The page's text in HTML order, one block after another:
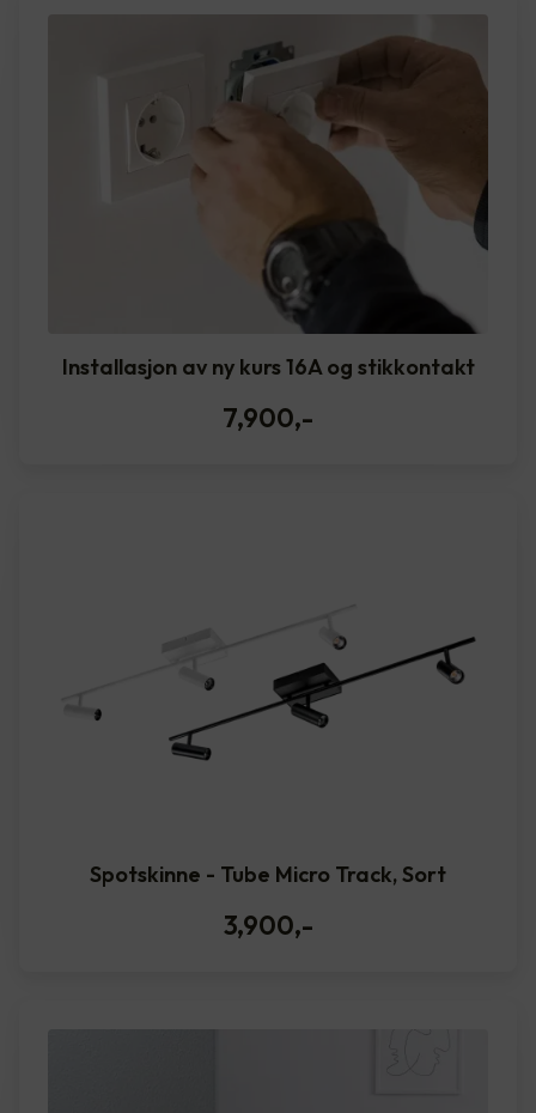
Installasjon av ny kurs 16A og stikkontakt
7,900,-
Spotskinne - Tube Micro Track, Sort
3,900,-